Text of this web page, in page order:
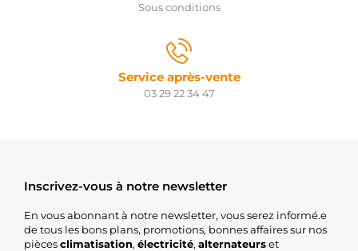
Sous conditions
Service après-vente
03 29 22 34 47
Inscrivez-vous à notre newsletter
En vous abonnant à notre newsletter, vous serez informé.e
de tous les bons plans, promotions, bonnes affaires sur nos
piècesclimatisation, électricité, alternateurset